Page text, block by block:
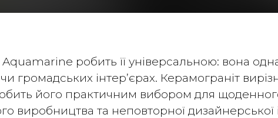
Aquamarine робить її універсальною: вона
чи громадських інтер’єрах. Керамограніт
його практичним вибором для
виробництва та неповторної дизайнерської